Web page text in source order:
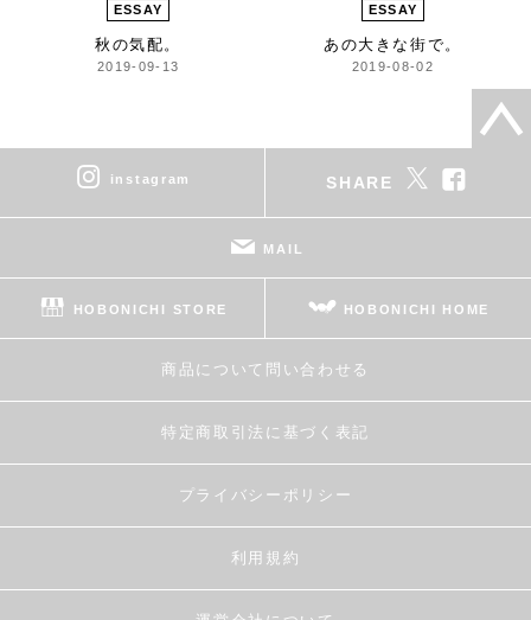
ESSAY
秋の気配。
2019-09-13
ESSAY
あの大きな街で。
2019-08-02
instagram SHARE
MAIL
HOBONICHI STORE HOBONICHI HOME
商品について問い合わせる
特定商取引法に基づく表記
プライバシーポリシー
利用規約